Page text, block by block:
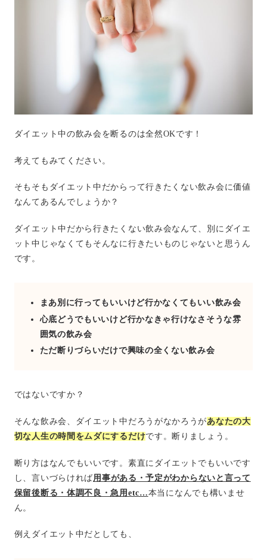
ダイエット中の飲み会を断るのは全然OKです！
考えてもみてください。
そもそもダイエット中だからって行きたくない飲み会に価値
なんてあるんでしょうか？
ダイエット中だから行きたくない飲み会なんて、別にダイエ
ット中じゃなくてもそんなに行きたいものじゃないと思うん
です。
まあ別に行ってもいいけど行かなくてもいい飲み会
心底どうでもいいけど行かなきゃ行けなさそうな雰
囲気の飲み会
ただ断りづらいだけで興味の全くない飲み会
ではないですか？
そんな飲み会、ダイエット中だろうがなかろうがあなたの大
切な人生の時間をムダにするだけです。断りましょう。
断り方はなんでもいいです。素直にダイエットでもいいです
し、言いづらければ用事がある・予定がわからないと言って
保留後断る・体調不良・急用etc…本当になんでも構いませ
ん。
例えダイエット中だとしても、